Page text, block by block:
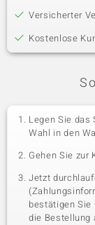
Versicherter
Kostenlose
Legen Sie
Wahl in den
Gehen Sie zur
Jetzt
bestätigen Sie
die Bestellung